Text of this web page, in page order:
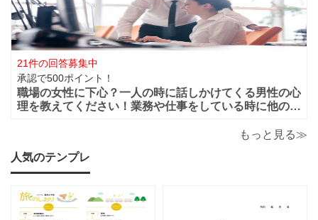
21件の回答募集中
承認で500ポイント！
職場の女性に下心？一人の時に話しかけてくる男性の心
理を教えてください！業務や仕事をしている時に他の人
かけてくるのは下心があるからでしょうか？恋愛的に好
もっと見る≫
人気のテンプレ